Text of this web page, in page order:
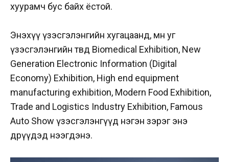
хуурамч бус байх ёстой.
Энэхүү үзэсгэлэнгийн хугацаанд, мөн уг
үзэсгэлэнгийн төвд Biomedical Exhibition, New
Generation Electronic Information (Digital
Economy) Exhibition, High end equipment
manufacturing exhibition, Modern Food Exhibition,
Trade and Logistics Industry Exhibition, Famous
Auto Show үзэсгэлэнгүүд нэгэн зэрэг энэ
өдрүүдэд нээгдэнэ.